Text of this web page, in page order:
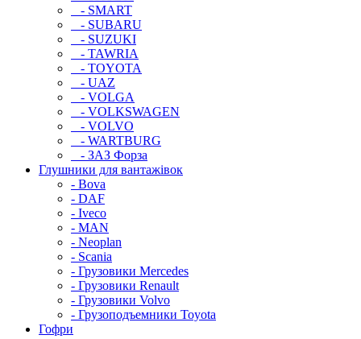
- SMART
- SUBARU
- SUZUKI
- TAWRIA
- TOYOTA
- UAZ
- VOLGA
- VOLKSWAGEN
- VOLVO
- WARTBURG
- ЗАЗ Форза
Глушники для вантажівок
- Bova
- DAF
- Iveco
- MAN
- Neoplan
- Scania
- Грузовики Mercedes
- Грузовики Renault
- Грузовики Volvo
- Грузоподъемники Toyota
Гофри